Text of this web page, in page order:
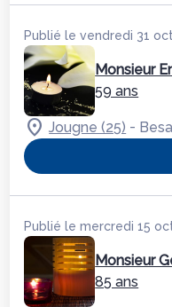
Publié le vendredi 31
Monsieur
59 ans
Jougne (25) -
Publié le mercredi 15
Monsieur
85 ans